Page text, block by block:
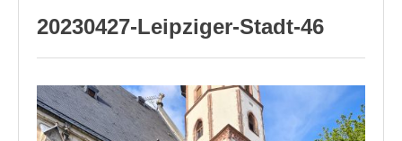
20230427-Leipziger-Stadt-46